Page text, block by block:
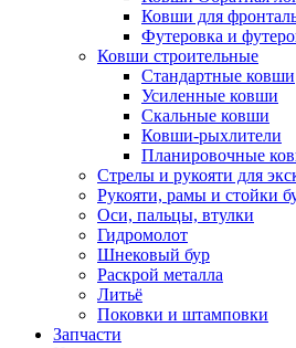
Ковши для
Футеровка и
Ковши строительные
Стандартные ковши
Усиленные ковши
Скальные ковши
Ковши-рыхлители
Планировочные
Стрелы и рукояти для
Рукояти, рамы и стойки
Оси, пальцы, втулки
Гидромолот
Шнековый бур
Раскрой металла
Литьё
Поковки и штамповки
Запчасти